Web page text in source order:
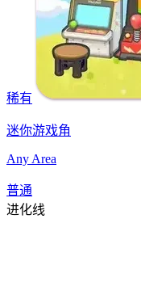
稀有
迷你游戏角
Any Area
普通
进化线